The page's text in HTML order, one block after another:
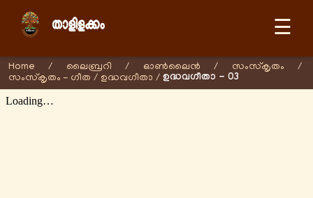
☰
Home / ലൈബ്രറി / ഓണ്‍ലൈന്‍ / സംസ്കൃതം
/
സംസ്കൃതം - ഗീത / ഉദ്ധവഗീതാ / ഉദ്ധവഗീതാ - 03